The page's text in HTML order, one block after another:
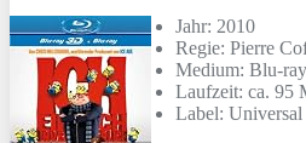
Jahr: 2010
Regie: Pierre
Medium: Blu-ray
Laufzeit: ca. 95
Label: